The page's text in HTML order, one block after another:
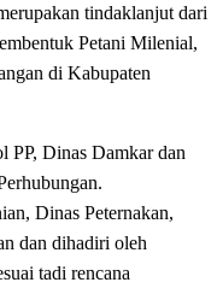
tindaklanjut dari
Petani Milenial,
di Kabupaten
PP, Dinas Damkar dan
Dinas Peternakan,
dan dihadiri oleh
tadi rencana